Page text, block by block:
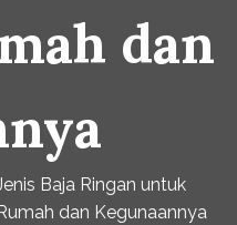
dan
Baja Ringan untuk
dan Kegunaannya